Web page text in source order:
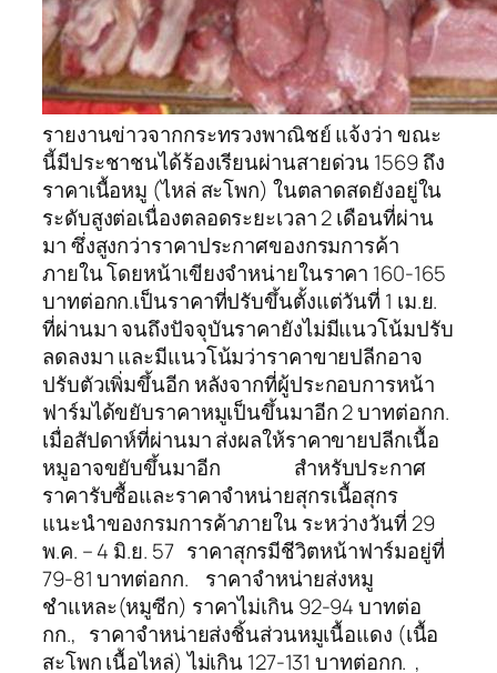
รายงานข่าวจากกระทรวงพาณิชย์ แจ้งว่า ขณะ
นี้มีประชาชนได้ร้องเรียนผ่านสายด่วน 1569 ถึง
ราคาเนื้อหมู (ไหล่ สะโพก) ในตลาดสดยังอยู่ใน
ระดับสูงต่อเนื่องตลอดระยะเวลา 2 เดือนที่ผ่าน
มา ซึ่งสูงกว่าราคาประกาศของกรมการค้า
ภายใน โดยหน้าเขียงจำหน่ายในราคา 160-165
บาทต่อกก.เป็นราคาที่ปรับขึ้นตั้งแต่วันที่ 1 เม.ย.
ที่ผ่านมา จนถึงปัจจุบันราคายังไม่มีแนวโน้มปรับ
ลดลงมา และมีแนวโน้มว่าราคาขายปลีกอาจ
ปรับตัวเพิ่มขึ้นอีก หลังจากที่ผู้ประกอบการหน้า
ฟาร์มได้ขยับราคาหมูเป็นขึ้นมาอีก 2 บาทต่อกก.
เมื่อสัปดาห์ที่ผ่านมา ส่งผลให้ราคาขายปลีกเนื้อ
หมูอาจขยับขึ้นมาอีก สำหรับประกาศ
ราคารับซื้อและราคาจำหน่ายสุกรเนื้อสุกร
แนะนำของกรมการค้าภายใน ระหว่างวันที่ 29
พ.ค. – 4 มิ.ย. 57 ราคาสุกรมีชีวิตหน้าฟาร์มอยู่ที่
79-81 บาทต่อกก. ราคาจำหน่ายส่งหมู
ชำแหละ(หมูซีก) ราคาไม่เกิน 92-94 บาทต่อ
กก., ราคาจำหน่ายส่งชิ้นส่วนหมูเนื้อแดง (เนื้อ
สะโพก เนื้อไหล่) ไม่เกิน 127-131 บาทต่อกก. ,